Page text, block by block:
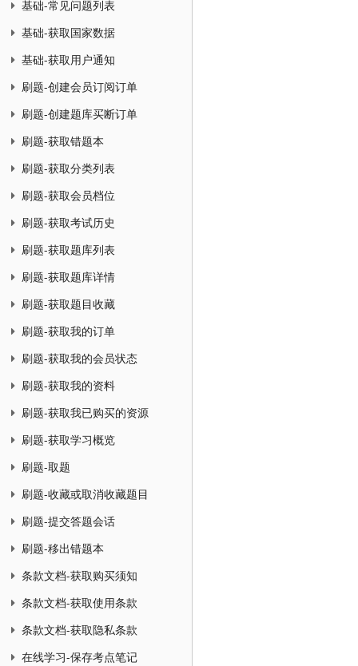
基础-常见问题列表
基础-获取国家数据
基础-获取用户通知
刷题-创建会员订阅订单
刷题-创建题库买断订单
刷题-获取错题本
刷题-获取分类列表
刷题-获取会员档位
刷题-获取考试历史
刷题-获取题库列表
刷题-获取题库详情
刷题-获取题目收藏
刷题-获取我的订单
刷题-获取我的会员状态
刷题-获取我的资料
刷题-获取我已购买的资源
刷题-获取学习概览
刷题-取题
刷题-收藏或取消收藏题目
刷题-提交答题会话
刷题-移出错题本
条款文档-获取购买须知
条款文档-获取使用条款
条款文档-获取隐私条款
在线学习-保存考点笔记